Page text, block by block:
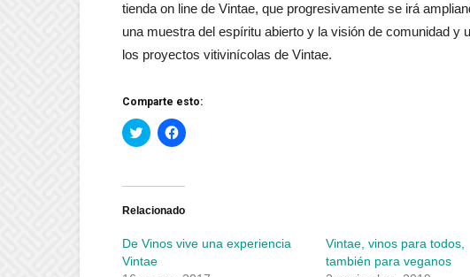
tienda on line de Vintae, que progresivamente se irá
una muestra del espíritu abierto y la visión de comunidad y
los proyectos vitivinícolas de Vintae.
Comparte esto:
Haz
clic
Twitter
abre
ventana
nueva)
Haz
clic
Facebook
abre
ventana
Relacionado
De Vinos vive una experiencia
Vintae
Vintae, vinos para todos,
también para veganos